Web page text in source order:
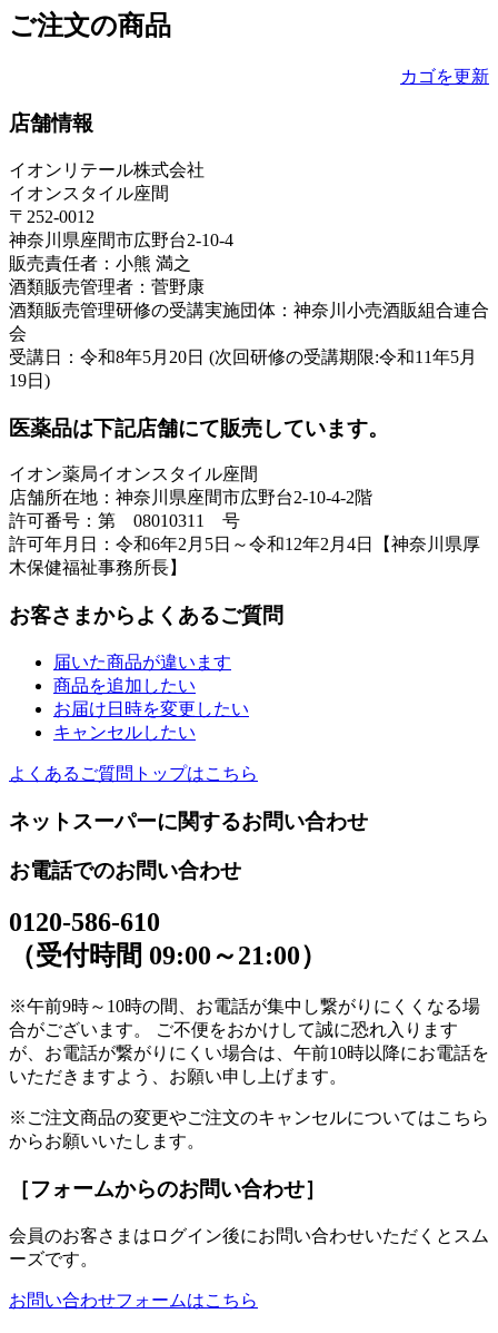
ご注文の商品
カゴを更新
店舗情報
イオンリテール株式会社
イオンスタイル座間
〒252-0012
神奈川県座間市広野台2-10-4
販売責任者：小熊 満之
酒類販売管理者：菅野康
酒類販売管理研修の受講実施団体：神奈川小売酒販組合連合
会
受講日：令和8年5月20日 (次回研修の受講期限:令和11年5月
19日)
医薬品は下記店舗にて販売しています。
イオン薬局イオンスタイル座間
店舗所在地：神奈川県座間市広野台2-10-4-2階
許可番号：第 08010311 号
許可年月日：令和6年2月5日～令和12年2月4日【神奈川県厚
木保健福祉事務所長】
お客さまからよくあるご質問
届いた商品が違います
商品を追加したい
お届け日時を変更したい
キャンセルしたい
よくあるご質問トップはこちら
ネットスーパーに関するお問い合わせ
お電話でのお問い合わせ
0120-586-610
（受付時間 09:00～21:00）
※午前9時～10時の間、お電話が集中し繋がりにくくなる場
合がございます。 ご不便をおかけして誠に恐れ入ります
が、お電話が繋がりにくい場合は、午前10時以降にお電話を
いただきますよう、お願い申し上げます。
※ご注文商品の変更やご注文のキャンセルについてはこちら
からお願いいたします。
［フォームからのお問い合わせ］
会員のお客さまはログイン後にお問い合わせいただくとスム
ーズです。
お問い合わせフォームはこちら